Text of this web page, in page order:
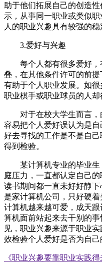
助于他们拓展自己的创造
示，从事同一职业或类似
人的职业兴趣具有较强的稳
3.爱好与兴趣
每个人都有很多爱好，
叠，在其他条件许可的前
有助于个人职业发展。如
职业棋手或职业球员的人却
对于在校大学生而言，
容易把个人爱好误认为是
好去寻找的工作是不是自
得到检验。
某计算机专业的毕业生
庭压力，一直都认定自己
读书期间都一直未好好静
是家计算机公司，只好硬
计算机越来越可爱，成天
算机面前站起来去干别的
见，职业兴趣来源于职业
效检验个人爱好是否为自己
《职业兴趣要靠职业实践得